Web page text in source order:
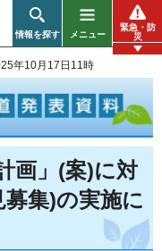
情報を探す メニュー
緊急・防
災
年10月17日11時
画」(案)に対
集)の実施に